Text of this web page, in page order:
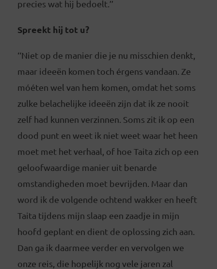
precies wat hij bedoelt.’’
Spreekt hij tot u?
‘‘Niet op de manier die je nu misschien denkt,
maar ideeën komen toch érgens vandaan. Ze
móéten wel van hem komen, omdat het soms
zulke belachelijke ideeën zijn dat ik ze nooit
zelf had kunnen verzinnen. Soms zit ik op een
dood punt en weet ik niet weet waar het heen
moet met het verhaal, of hoe Taita zich op een
geloofwaardige manier uit benarde
omstandigheden moet bevrijden. Maar dan
word ik de volgende ochtend wakker en heeft
Taita tijdens mijn slaap een zaadje in mijn
hoofd geplant en dient de oplossing zich aan.
Dan ga ik daarmee verder en vervolgen we
onze reis, die hopelijk nog vele jaren zal